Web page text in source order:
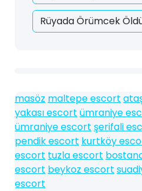
Rüyada Örümcek
masöz maltepe escort
yakası escort ümraniye
ümraniye escort şerifali
pendik escort kurtköy
escort tuzla escort
escort beykoz escort
escort